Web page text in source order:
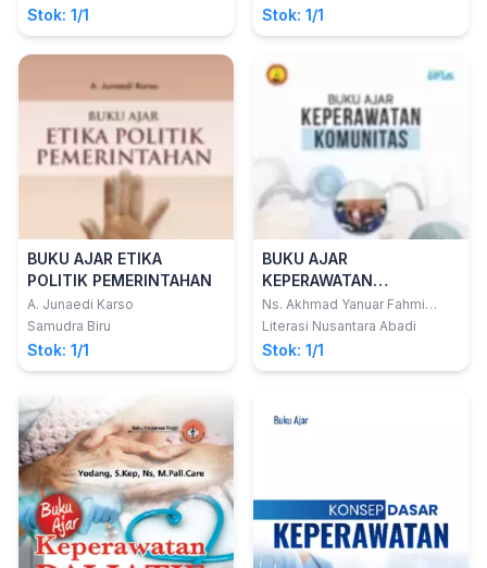
Analisis Uji Beda, Regresi
Linier Berganda dan
Regresi Logistik Aplikasi
MAN
Stok: 1/1 Stok: 1/1
BUKU AJAR ETIKA
POLITIK PEMERINTAHAN
A. Junaedi Karso
Samudra Biru
Stok: 1/1
BUKU AJAR
KEPERAWATAN
KOMUNITAS
Ns. Akhmad Yanuar Fahmi
Pamungkas, M.Kep.; dkk
Literasi Nusantara Abadi
Stok: 1/1